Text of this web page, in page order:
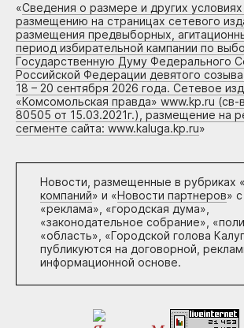
«Сведения о размере и других условиях
размещению на страницах сетевого
размещения предвыборных,
период избирательной кампании по
Государственную Думу Федерального
Российской Федерации девятого
18 – 20 сентября 2026 года. Сетевое
«Комсомольская правда» www.kp.ru
80505 от 15.03.2021г.), размещение на
сегменте сайта: www.kaluga.kp.ru»
Новости, размещенные в рубриках «
компаний» и «Новости партнеров»
«реклама», «городская дума»,
«законодательное собрание»,
«область», «Городской голова
публикуются на договорной,
информационной основе.